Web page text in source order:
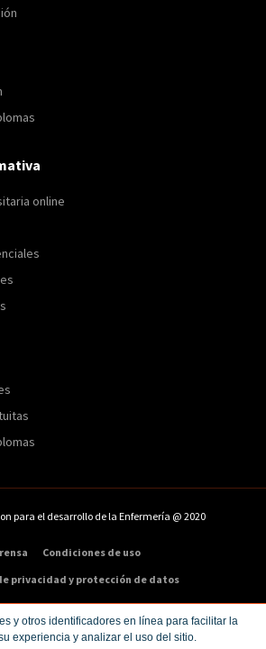
y otros identificadores en línea para facilitar la
experiencia y analizar el uso del sitio.
online
para el desarrollo de la Enfermería @ 2020
Condiciones de uso
privacidad y protección de datos
cookies
Condiciones de compra